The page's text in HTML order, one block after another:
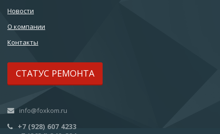
Новости
О компании
Контакты
СТАТУС РЕМОНТА
info@foxkom.ru
+7 (928) 607 4233